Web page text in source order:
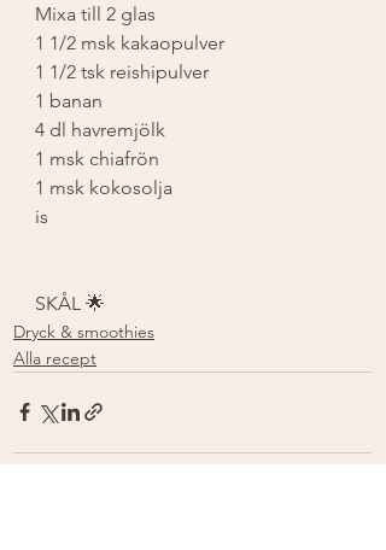
Mixa till 2 glas
1 1/2 msk kakaopulver
1 1/2 tsk reishipulver
1 banan
4 dl havremjölk
1 msk chiafrön
1 msk kokosolja
is
SKÅL 🌟
Dryck & smoothies
Alla recept